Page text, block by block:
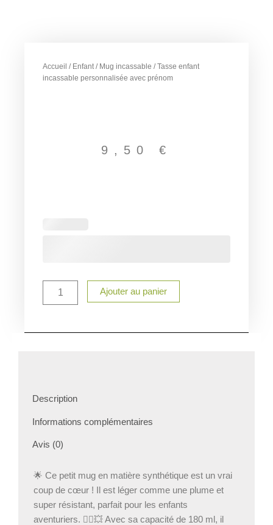
Accueil / Enfant/ Mug incassable / Tasse enfant
incassable personnalisée avec prénom
9,50 €
avec
Ajouter au panier
Description
Informations complémentaires
Avis (0)
🌟 Ce petit mug en matière synthétique est un vrai
coup de cœur ! Il est léger comme une plume et
super résistant, parfait pour les enfants
aventuriers. 🦸‍♂️💥 Avec sa capacité de 180 ml, il